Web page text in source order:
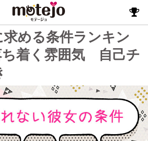
求める条件ランキン
ち着く雰囲気 自己チ